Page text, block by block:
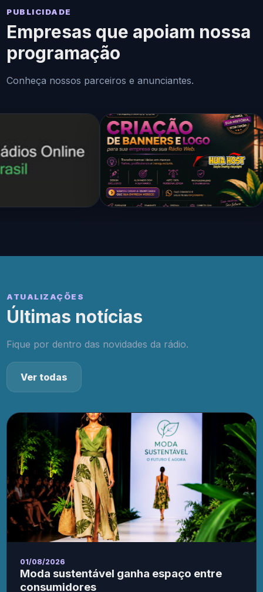
PUBLICIDADE
Empresas que apoiam nossa
programação
Conheça nossos parceiros e anunciantes.
ATUALIZAÇÕES
Últimas notícias
Fique por dentro das novidades da rádio.
Ver todas
01/08/2026
Moda sustentável ganha espaço entre
consumidores